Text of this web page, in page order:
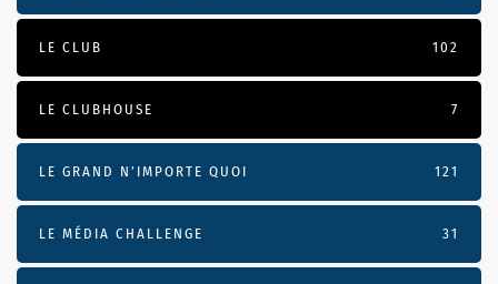
LE CLUB 102
LE CLUBHOUSE 7
LE GRAND N’IMPORTE QUOI 121
LE MÉDIA CHALLENGE 31